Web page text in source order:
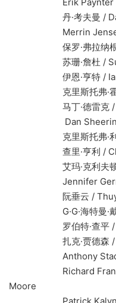
丹·考夫曼 / Dan
Merrin Jensen
保罗·弗拉纳根 /
苏珊·詹杜 /
伊恩·亨特 / Ian
克里斯托弗·霍瓦
马丁·德雷克 /
Dan Sheerin
克里斯托弗·利尔
查里·亨利 /
艾玛·克利夫顿 /
Jennifer German
阮垂云 / Thuy-
G·G·海特曼·戴默
罗伯特·查平 /
扎克·贾德森 /
Anthony Stadler
Richard Frances-
Moore
Patrick Kalyn